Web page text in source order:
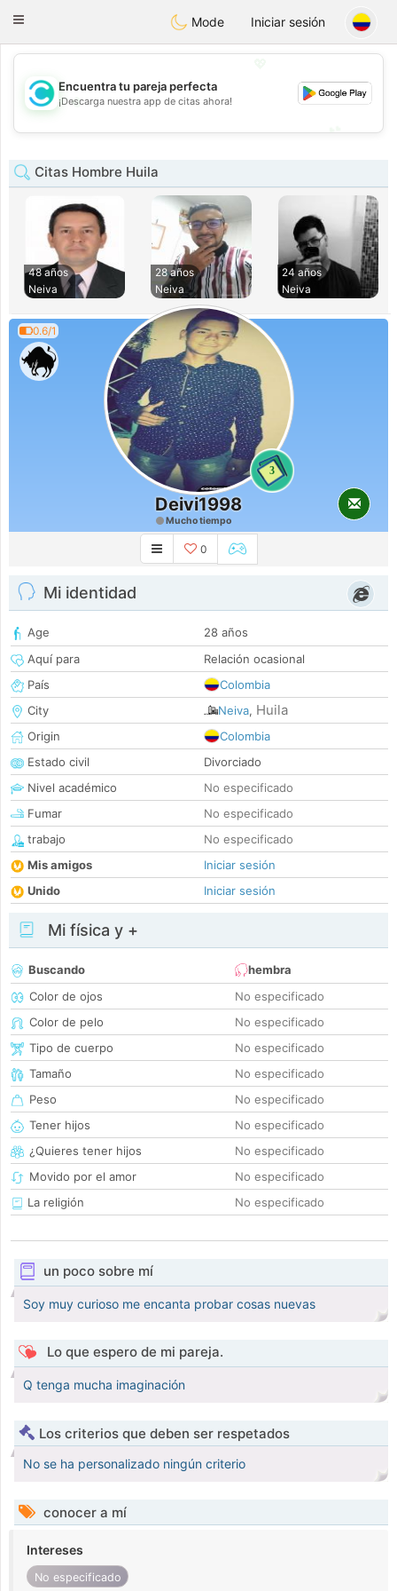
olombiaCitas
Toggle
Mode Iniciar sesión
💖
💕
Encuentra tu pareja perfecta
¡Descarga nuestra app de citas ahora!
Citas Hombre Huila
48 años
Neiva
28 años
Neiva
24 años
Neiva
0.6/1
3
Deivi1998
Mucho tiempo
0
Mi identidad
Age
28 años
Aquí para
Relación ocasional
País
Colombia
City
Neiva, Huila
Origin
Colombia
Estado civil
Divorciado
Nivel académico
No especificado
Fumar
No especificado
trabajo
No especificado
Mis amigos
Iniciar sesión
Unido
Iniciar sesión
Mi física y +
Buscando
hembra
Color de ojos
No especificado
Color de pelo
No especificado
Tipo de cuerpo
No especificado
Tamaño
No especificado
Peso
No especificado
Tener hijos
No especificado
¿Quieres tener hijos
No especificado
Movido por el amor
No especificado
La religión
No especificado
un poco sobre mí
Soy muy curioso me encanta probar cosas nuevas
Lo que espero de mi pareja.
Q tenga mucha imaginación
Los criterios que deben ser respetados
No se ha personalizado ningún criterio
conocer a mí
Intereses
No especificado